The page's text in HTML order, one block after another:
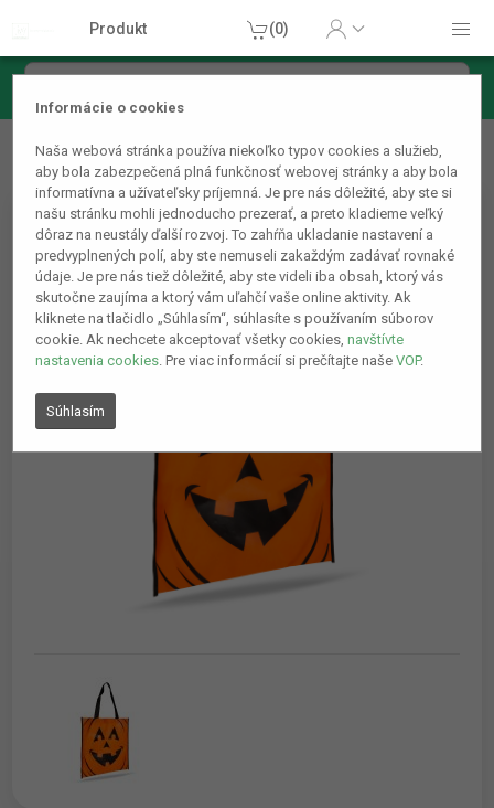
Informácie o cookies
Naša webová stránka používa niekoľko typov cookies a služieb,
aby bola zabezpečená plná funkčnosť webovej stránky a aby bola
informatívna a užívateľsky príjemná. Je pre nás dôležité, aby ste si
našu stránku mohli jednoducho prezerať, a preto kladieme veľký
dôraz na neustály ďalší rozvoj. To zahŕňa ukladanie nastavení a
predvyplnených polí, aby ste nemuseli zakaždým zadávať rovnaké
údaje. Je pre nás tiež dôležité, aby ste videli iba obsah, ktorý vás
skutočne zaujíma a ktorý vám uľahčí vaše online aktivity. Ak
kliknete na tlačidlo „Súhlasím“, súhlasíte s používaním súborov
cookie. Ak nechcete akceptovať všetky cookies,navštívte
nastavenia cookies. Pre viac informácií si prečítajte našeVOP.
Súhlasím
Produkt (0)
darčeková taška - tekvica - 35 x 37 cm - oranžová